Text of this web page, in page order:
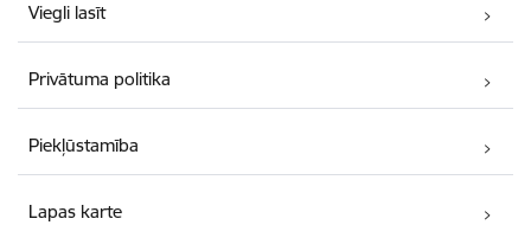
Viegli lasīt
Privātuma politika
Piekļūstamība
Lapas karte